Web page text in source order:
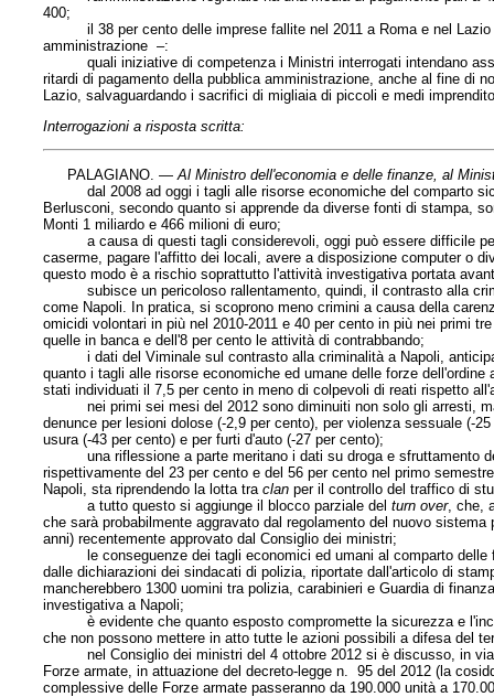
400;
il 38 per cento delle imprese fallite nel 2011 a Roma e nel Lazio
amministrazione –:
quali iniziative di competenza i Ministri interrogati intendano
ritardi di pagamento della pubblica amministrazione, anche al fine di
Lazio, salvaguardando i sacrifici di migliaia di piccoli e medi
Interrogazioni a risposta scritta:
PALAGIANO. —Al Ministro dell'economia e delle finanze, al
dal 2008 ad oggi i tagli alle risorse economiche del comparto
Berlusconi, secondo quanto si apprende da diverse fonti di stampa,
Monti 1 miliardo e 466 milioni di euro;
a causa di questi tagli considerevoli, oggi può essere difficile
caserme, pagare l'affitto dei locali, avere a disposizione computer o
questo modo è a rischio soprattutto l'attività investigativa portata
subisce un pericoloso rallentamento, quindi, il contrasto alla
come Napoli. In pratica, si scoprono meno crimini a causa della
omicidi volontari in più nel 2010-2011 e 40 per cento in più nei primi
quelle in banca e dell'8 per cento le attività di contrabbando;
i dati del Viminale sul contrasto alla criminalità a Napoli,
quanto i tagli alle risorse economiche ed umane delle forze
stati individuati il 7,5 per cento in meno di colpevoli di reati rispetto
nei primi sei mesi del 2012 sono diminuiti non solo gli arresti,
denunce per lesioni dolose (-2,9 per cento), per violenza sessuale (-
usura (-43 per cento) e per furti d'auto (-27 per cento);
una riflessione a parte meritano i dati su droga e sfruttamento
rispettivamente del 23 per cento e del 56 per cento nel primo
Napoli, sta riprendendo la lotta traclan per il controllo del traffico di
a tutto questo si aggiunge il blocco parziale delturn over, che,
che sarà probabilmente aggravato dal regolamento del nuovo
anni) recentemente approvato dal Consiglio dei ministri;
le conseguenze dei tagli economici ed umani al comparto delle
dalle dichiarazioni dei sindacati di polizia, riportate dall'articolo di
mancherebbero 1300 uomini tra polizia, carabinieri e Guardia di
investigativa a Napoli;
è evidente che quanto esposto compromette la sicurezza e
che non possono mettere in atto tutte le azioni possibili a difesa del
nel Consiglio dei ministri del 4 ottobre 2012 si è discusso, in via
Forze armate, in attuazione del decreto-legge n. 95 del 2012 (la
complessive delle Forze armate passeranno da 190.000 unità a